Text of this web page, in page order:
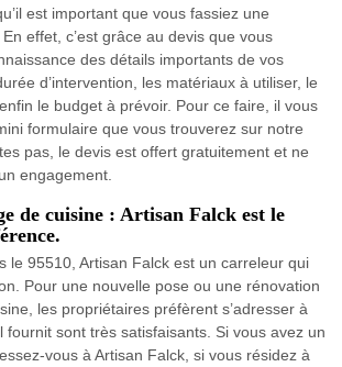
est important que vous fassiez une
effet, c’est grâce au devis que vous
des détails importants de vos
d’intervention, les matériaux à utiliser, le
le budget à prévoir. Pour ce faire, il vous
formulaire que vous trouverez sur notre
pas, le devis est offert gratuitement et ne
engagement.
de cuisine : Artisan Falck est le
le 95510, Artisan Falck est un carreleur qui
Pour une nouvelle pose ou une rénovation
les propriétaires préfèrent s’adresser à
fournit sont très satisfaisants. Si vous avez un
vous à Artisan Falck, si vous résidez à